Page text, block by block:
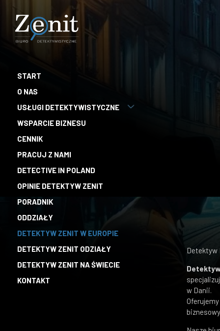
START
O NAS
USŁUGI DETEKTYWISTYCZNE
WSPARCIE BIZNESU
CENNIK
PRACUJ Z NAMI
DETECTIVE IN POLAND
OPINIE DETEKTYW ZENIT
PORADNIK
ODDZIAŁY
DETEKTYW ZENIT W EUROPIE
DETEKTYW ZENIT ODZIAŁY
DETEKTYW ZENIT NA ŚWIECIE
KONTAKT
Detektyw
w Danii.